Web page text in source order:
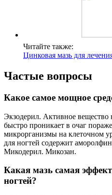
Читайте также:
Цинковая мазь для
Частые вопросы
Какое самое мощное
Экзодерил. Активное
быстро проникает в очаг
микрорганизмы на клеточном
для ногтей содержит
Микодерил. Микозан.
Какая мазь самая
ногтей?